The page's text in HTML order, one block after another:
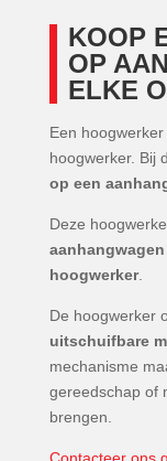
KOOP
OP
ELKE
Een
hoogwerker. Bij
op een
Deze
aanhangwagen
hoogwerker.
De hoogwerker
uitschuifbare
mechanisme
gereedschap of
brengen.
Contacteer ons